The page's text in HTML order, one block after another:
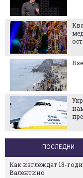
ПОСЛЕДНИ
Как изглеждат 18-
Валентино